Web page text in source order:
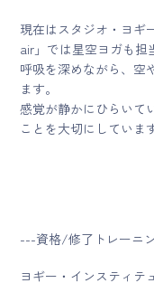
現在はスタジオ・ヨギ
air」では星空ヨガも担
呼吸を深めながら、空
ます。
感覚が静かにひらいて
ことを大切にしていま
---資格/修了トレーニ
ヨギー・インスティテ